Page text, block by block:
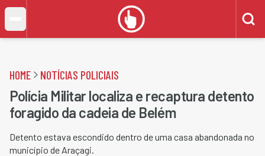
HOME NOTÍCIAS POLICIAIS
Polícia Militar localiza e recaptura detento
foragido da cadeia de Belém
Detento estava escondido dentro de uma casa abandonada no
município de Araçagi.